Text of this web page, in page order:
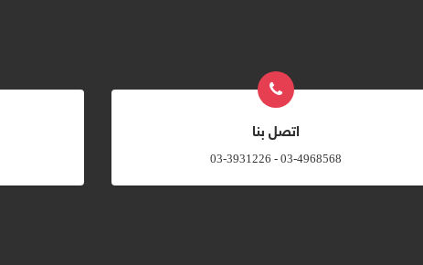
اتصل بنا
03-4968568 - 03-3931226